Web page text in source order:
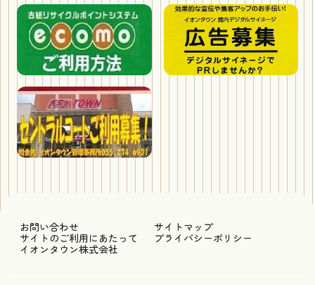
お問い合わせ
サイトマップ
サイトのご利用にあたって
プライバシーポリシー
イオンタウン株式会社